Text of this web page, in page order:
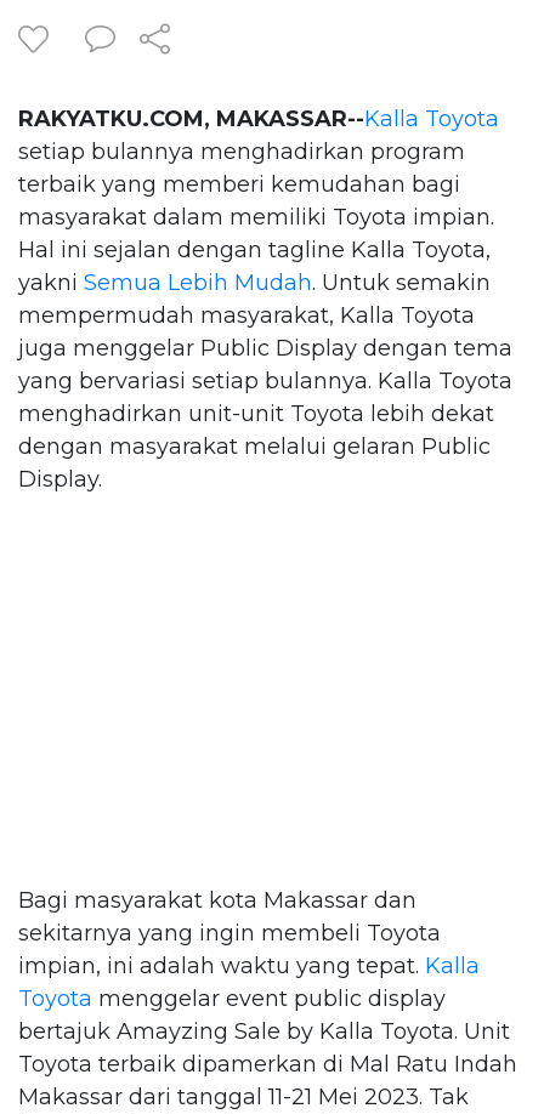
RAKYATKU.COM, MAKASSAR--Kalla Toyota
setiap bulannya menghadirkan program
terbaik yang memberi kemudahan bagi
masyarakat dalam memiliki Toyota impian.
Hal ini sejalan dengan tagline Kalla Toyota,
yakni Semua Lebih Mudah. Untuk semakin
mempermudah masyarakat, Kalla Toyota
juga menggelar Public Display dengan tema
yang bervariasi setiap bulannya. Kalla Toyota
menghadirkan unit-unit Toyota lebih dekat
dengan masyarakat melalui gelaran Public
Display.
Bagi masyarakat kota Makassar dan
sekitarnya yang ingin membeli Toyota
impian, ini adalah waktu yang tepat. Kalla
Toyota menggelar event public display
bertajuk Amayzing Sale by Kalla Toyota. Unit
Toyota terbaik dipamerkan di Mal Ratu Indah
Makassar dari tanggal 11-21 Mei 2023. Tak